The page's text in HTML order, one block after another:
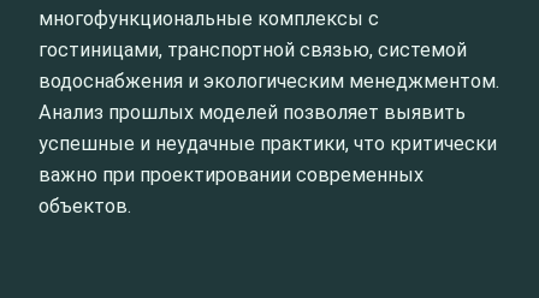
многофункциональные комплексы с
гостиницами, транспортной связью, системой
водоснабжения и экологическим менеджментом.
Анализ прошлых моделей позволяет выявить
успешные и неудачные практики, что критически
важно при проектировании современных
объектов.